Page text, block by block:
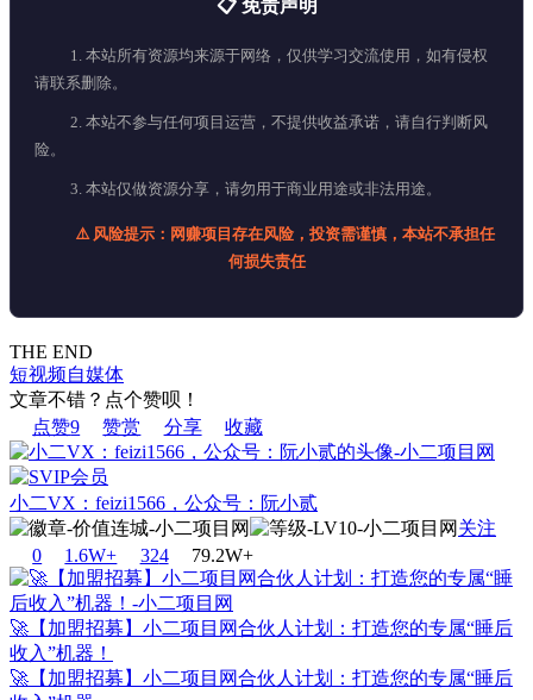
📋 免责声明
1. 本站所有资源均来源于网络，仅供学习交流使用，如有侵权
请联系删除。
2. 本站不参与任何项目运营，不提供收益承诺，请自行判断风
险。
3. 本站仅做资源分享，请勿用于商业用途或非法用途。
⚠️ 风险提示：网赚项目存在风险，投资需谨慎，本站不承担任
何损失责任
THE END
短视频自媒体
文章不错？点个赞呗！
点赞9 赞赏 分享 收藏
小二VX：feizi1566，公众号：阮小贰
关注
0
1.6W+ 324 79.2W+
🚀【加盟招募】小二项目网合伙人计划：打造您的专属“睡后
收入”机器！
🚀【加盟招募】小二项目网合伙人计划：打造您的专属“睡后